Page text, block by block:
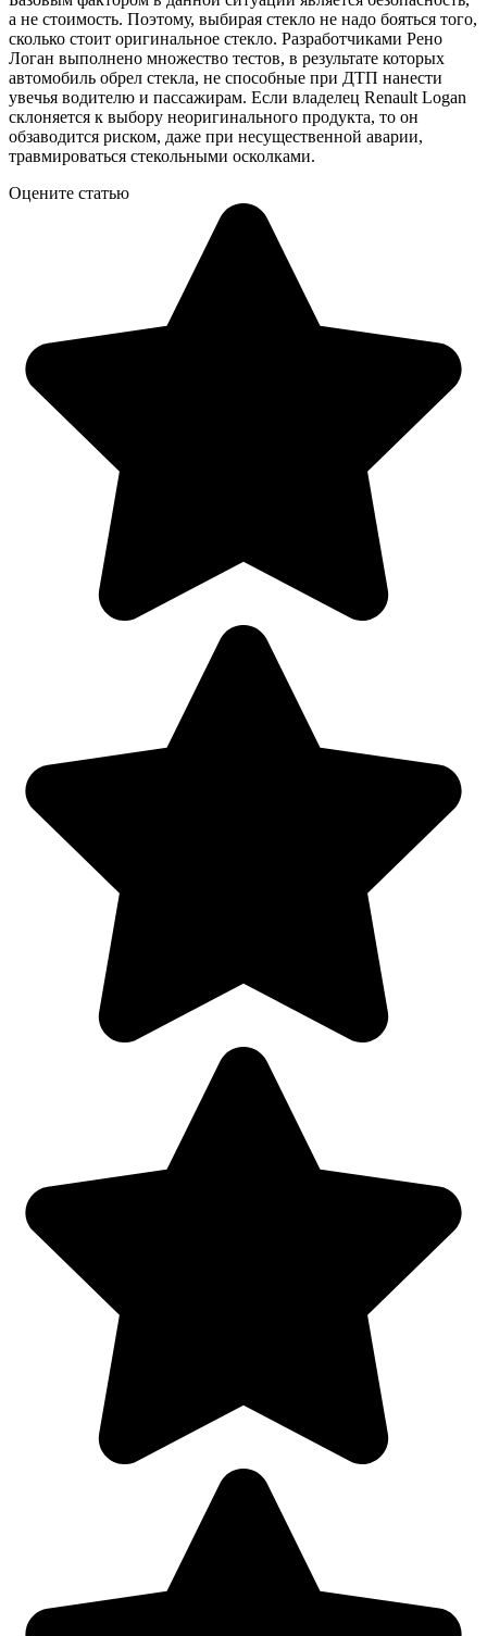
а не стоимость. Поэтому, выбирая стекло не надо бояться того,
сколько стоит оригинальное стекло. Разработчиками Рено
Логан выполнено множество тестов, в результате которых
автомобиль обрел стекла, не способные при ДТП нанести
увечья водителю и пассажирам. Если владелец Renault Logan
склоняется к выбору неоригинального продукта, то он
обзаводится риском, даже при несущественной аварии,
травмироваться стекольными осколками.
Оцените статью